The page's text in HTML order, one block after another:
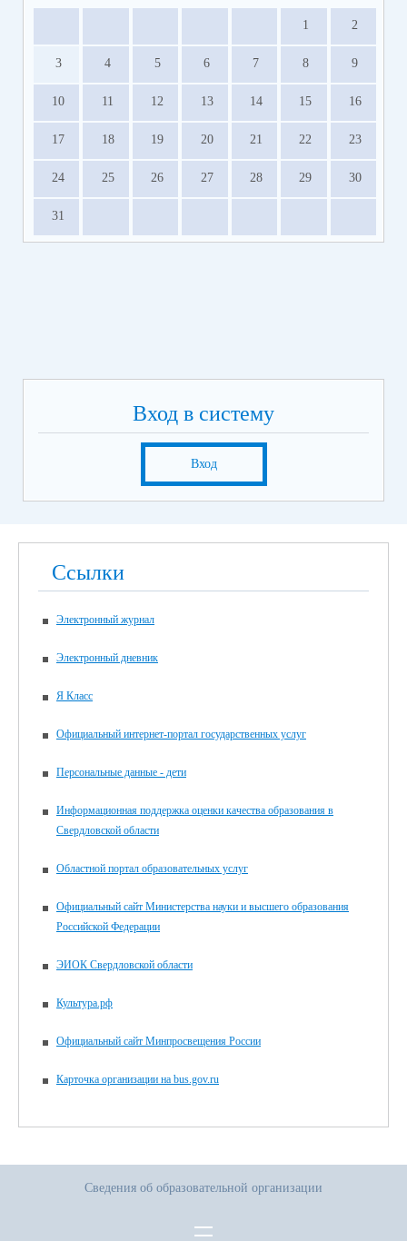
1 2
3 4 5 6 7 8 9
10 11 12 13 14 15 16
17 18 19 20 21 22 23
24 25 26 27 28 29 30
31
Вход в систему
Вход
Ссылки
Электронный журнал
Электронный дневник
Я Класс
Официальный интернет-портал государственных услуг
Персональные данные - дети
Информационная поддержка оценки качества образования в
Свердловской области
Областной портал образовательных услуг
Официальный сайт Министерства науки и высшего образования
Российской Федерации
ЭИОК Свердловской области
Культура.рф
Официальный сайт Минпросвещения России
Карточка организации на bus.gov.ru
Сведения об образовательной организации